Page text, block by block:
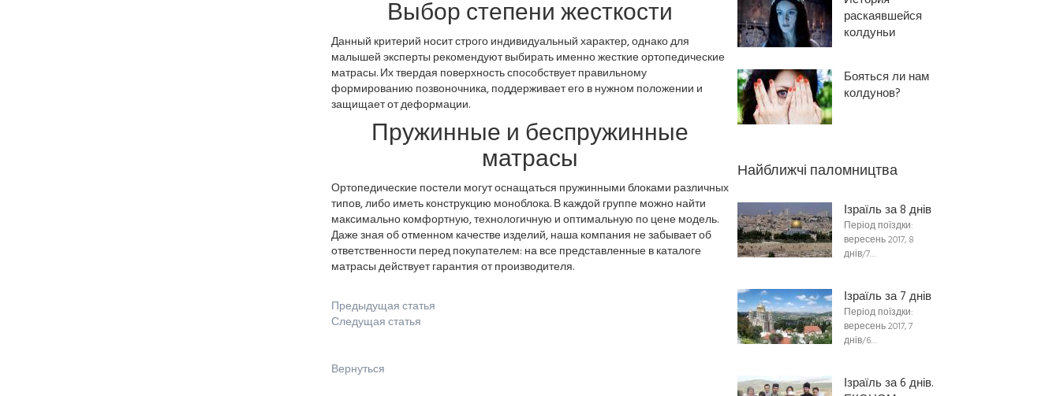
Выбор степени жесткости
Данный критерий носит строго индивидуальный характер, однако для
малышей эксперты рекомендуют выбирать именно жесткие ортопедические
матрасы. Их твердая поверхность способствует правильному
формированию позвоночника, поддерживает его в нужном положении и
защищает от деформации.
Пружинные и беспружинные
матрасы
Ортопедические постели могут оснащаться пружинными блоками различных
типов, либо иметь конструкцию моноблока. В каждой группе можно найти
максимально комфортную, технологичную и оптимальную по цене модель.
Даже зная об отменном качестве изделий, наша компания не забывает об
ответственности перед покупателем: на все представленные в каталоге
матрасы действует гарантия от производителя.
Предыдущая статья
Следущая статья
Вернуться
раскаявшейся
колдуньи
Бояться ли нам
колдунов?
Найближчі паломництва
Ізраїль за 8 днів
Період поїздки:
вересень 2017, 8
днів/7…
Ізраїль за 7 днів
Період поїздки:
вересень 2017, 7
днів/6…
Ізраїль за 6 днів.